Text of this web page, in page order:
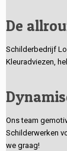
De
Schilderbedrijf
Kleuradviezen,
Ons team
Schilderwerken
we graag!